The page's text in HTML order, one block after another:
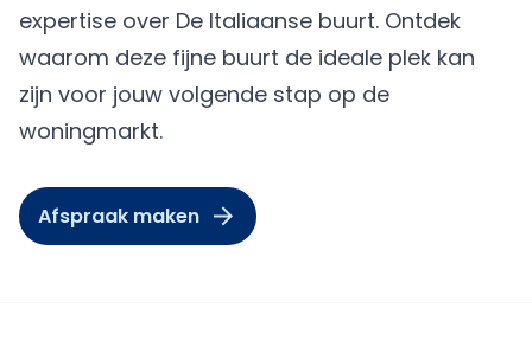
expertise over De Italiaanse buurt. Ontdek
waarom deze fijne buurt de ideale plek kan
zijn voor jouw volgende stap op de
woningmarkt.
Afspraak maken